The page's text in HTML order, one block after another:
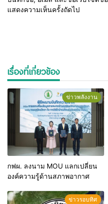
แสดงความเห็นครั้งถัดไป
เรื่องที่เกี่ยวข้อง
ข่าวพลังงาน
กฟผ. ลงนาม MOU แลกเปลี่ยน
องค์ความรู้ด้านสภาพอากาศ
ข่าวรอบทิศ